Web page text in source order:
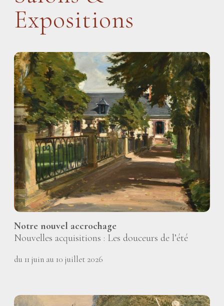
Expositions
Notre nouvel accrochage
Nouvelles acquisitions : Les douceurs de l’été
du 11 juin au 10 juillet 2026